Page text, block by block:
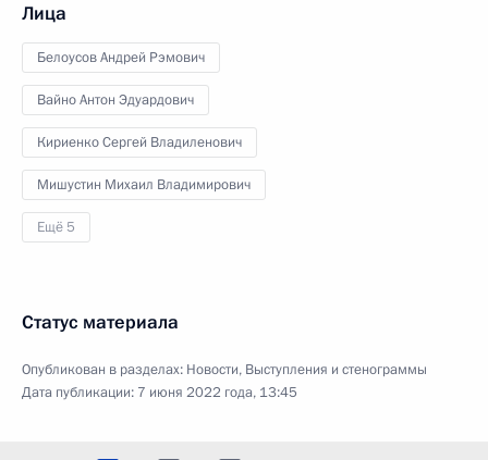
Лица
Белоусов Андрей Рэмович
Вайно Антон Эдуардович
Кириенко Сергей Владиленович
Мишустин Михаил Владимирович
Ещё 5
Статус материала
Опубликован в разделах: Новости, Выступления и стенограммы
Дата публикации: 7 июня 2022 года, 13:45